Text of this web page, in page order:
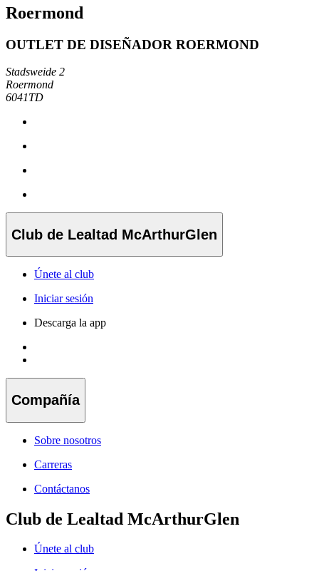
Roermond
OUTLET DE DISEÑADOR ROERMOND
Stadsweide 2
Roermond
6041TD
Club de Lealtad McArthurGlen
Únete al club
Iniciar sesión
Descarga la app
Compañía
Sobre nosotros
Carreras
Contáctanos
Club de Lealtad McArthurGlen
Únete al club